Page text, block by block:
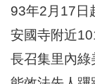
北
鄰
長
93年2月17日
安國寺附近
長召集里內綠